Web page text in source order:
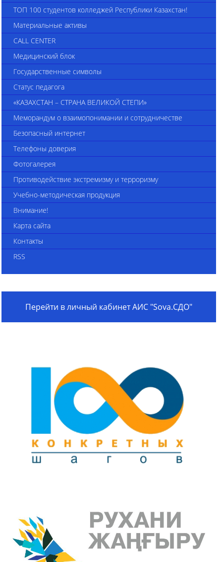
ТОП 100 студентов колледжей Республики Казахстан!
Материальные активы
CALL CENTER
Медицинский блок
Государственные символы
Статус педагога
«КАЗАХСТАН – СТРАНА ВЕЛИКОЙ СТЕПИ»
Меморандум о взаимопонимании и сотрудничестве
Безопасный интернет
Телефоны доверия
Фотогалерея
Противодействие экстремизму и терроризму
Учебно-методическая продукция
Внимание!
Карта сайта
Контакты
RSS
Перейти в личный кабинет АИС "Sova.СДО"